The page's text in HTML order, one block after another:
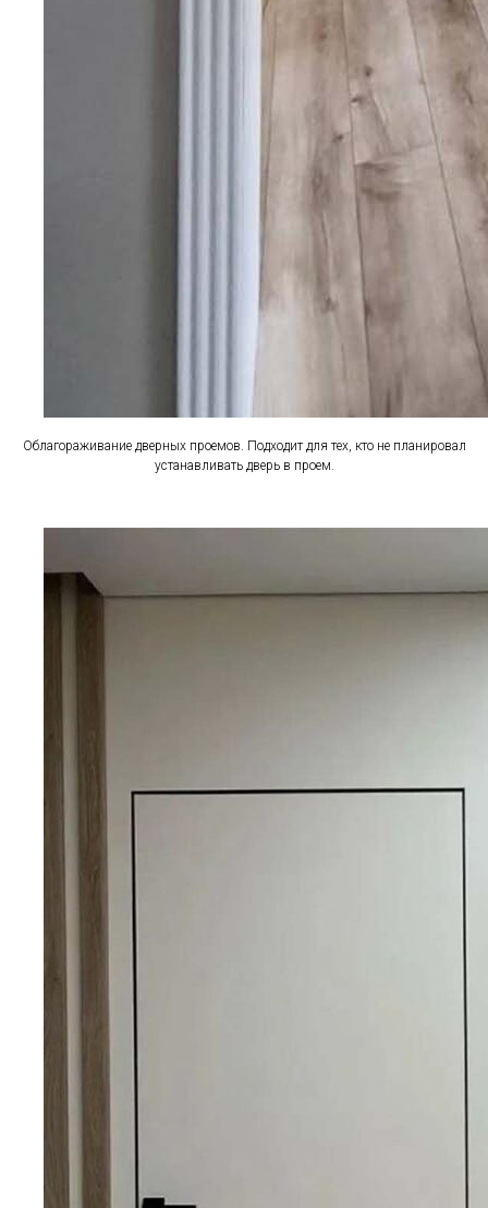
Облагораживание дверных проемов. Подходит для тех, кто не планировал
устанавливать дверь в проем.